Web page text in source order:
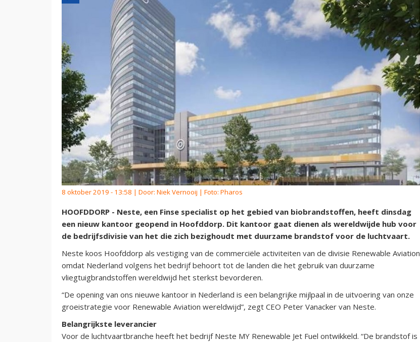
8 oktober 2019 - 13:58 | Door: Niek Vernooij | Foto: Pharos
HOOFDDORP - Neste, een Finse specialist op het gebied van biobrandstoffen, heeft dinsdag
een nieuw kantoor geopend in Hoofddorp. Dit kantoor gaat dienen als wereldwijde hub voor
de bedrijfsdivisie van het die zich bezighoudt met duurzame brandstof voor de luchtvaart.
Neste koos Hoofddorp als vestiging van de commerciële activiteiten van de divisie Renewable Aviation
omdat Nederland volgens het bedrijf behoort tot de landen die het gebruik van duurzame
vliegtuigbrandstoffen wereldwijd het sterkst bevorderen.
“De opening van ons nieuwe kantoor in Nederland is een belangrijke mijlpaal in de uitvoering van onze
groeistrategie voor Renewable Aviation wereldwijd”, zegt CEO Peter Vanacker van Neste.
Belangrijkste leverancier
Voor de luchtvaartbranche heeft het bedrijf Neste MY Renewable Jet Fuel ontwikkeld. “De brandstof is